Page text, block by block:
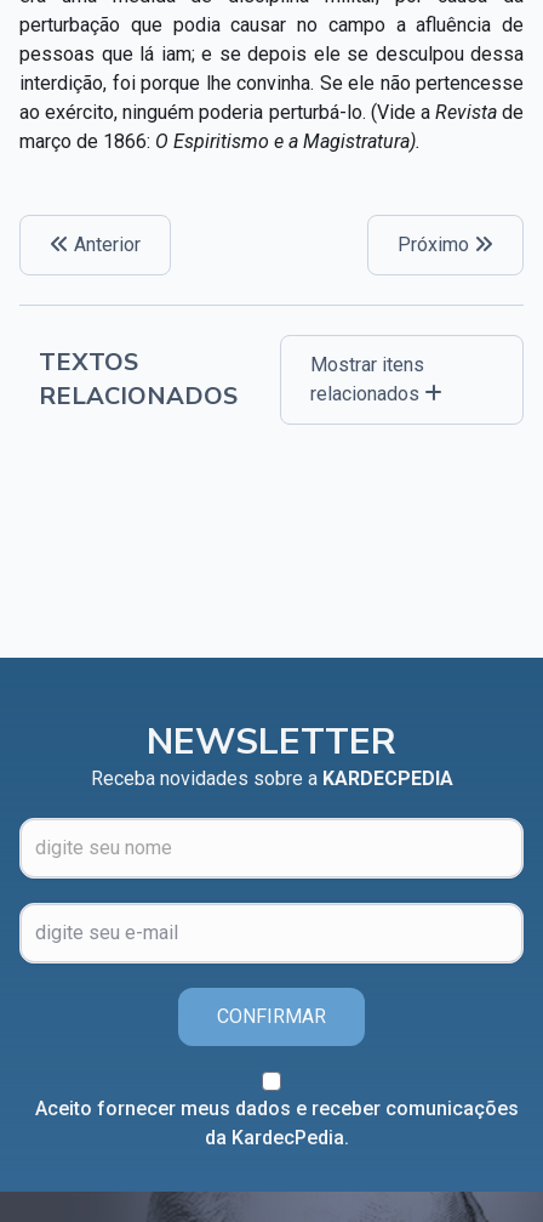
perturbação que podia causar no campo a afluência de
pessoas que lá iam; e se depois ele se desculpou dessa
interdição, foi porque lhe convinha. Se ele não pertencesse
ao exército, ninguém poderia perturbá-lo. (Vide a Revista de
março de 1866: O Espiritismo e a Magistratura).
Anterior Próximo
TEXTOS
RELACIONADOS
Mostrar itens
relacionados
NEWSLETTER
Receba novidades sobre a KARDECPEDIA
CONFIRMAR
Aceito fornecer meus dados e receber comunicações
da KardecPedia.